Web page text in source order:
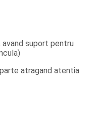
avand suport pentru
atragand atentia